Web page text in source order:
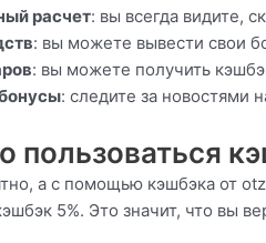
расчет: вы всегда видите,
: вы можете вывести свои
: вы можете получить
: следите за новостями
пользоваться
а с помощью кэшбэка от
5%. Это значит, что вы